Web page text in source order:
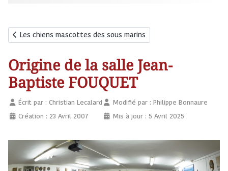
Article précédent : Les chiens mascottes des sous marins
Les chiens mascottes des sous marins
Origine de la salle Jean-
Baptiste FOUQUET
Écrit par :Christian Lecalard
Création : 23 Avril 2007
Modifié par : Philippe Bonnaure
Mis à jour : 5 Avril 2025